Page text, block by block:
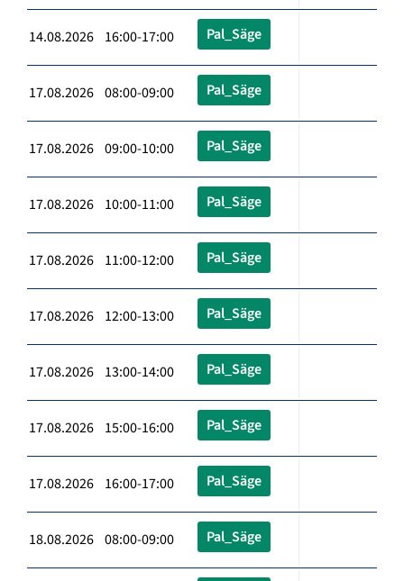
14.08.2026 16:00-17:00 Pal_Säge
17.08.2026 08:00-09:00 Pal_Säge
17.08.2026 09:00-10:00 Pal_Säge
17.08.2026 10:00-11:00 Pal_Säge
17.08.2026 11:00-12:00 Pal_Säge
17.08.2026 12:00-13:00 Pal_Säge
17.08.2026 13:00-14:00 Pal_Säge
17.08.2026 15:00-16:00 Pal_Säge
17.08.2026 16:00-17:00 Pal_Säge
18.08.2026 08:00-09:00 Pal_Säge